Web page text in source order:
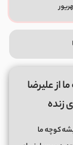
از علیرضا
زنده
کوچه ما